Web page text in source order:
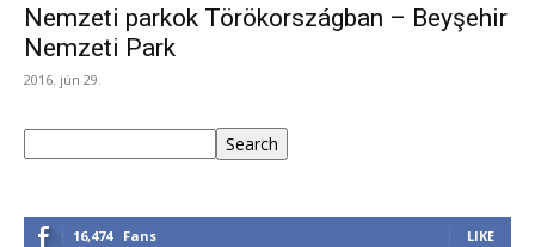
Nemzeti parkok Törökországban – Beyşehir
Nemzeti Park
2016. jún 29.
Search
16,474 Fans LIKE